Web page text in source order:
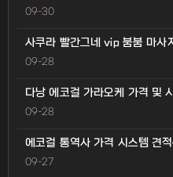
09-30
사쿠라 빨간그네 vip 붐붐 마사
09-28
다낭 에코걸 가라오케 가격 및
09-28
에코걸 통역사 가격 시스템 견
09-27